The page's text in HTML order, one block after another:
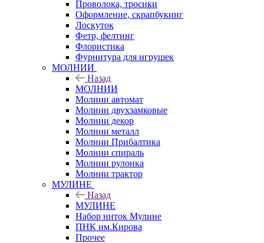
Проволока, тросики
Оформление, скрапбукинг
Лоскуток
Фетр, фелтинг
Флористика
Фурнитура для игрушек
МОЛНИИ
Назад
МОЛНИИ
Молнии автомат
Молнии двухзамковые
Молнии декор
Молнии металл
Молнии Прибалтика
Молнии спираль
Молнии рулонка
Молнии трактор
МУЛИНЕ
Назад
МУЛИНЕ
Набор ниток Мулине
ПНК им.Кирова
Прочее